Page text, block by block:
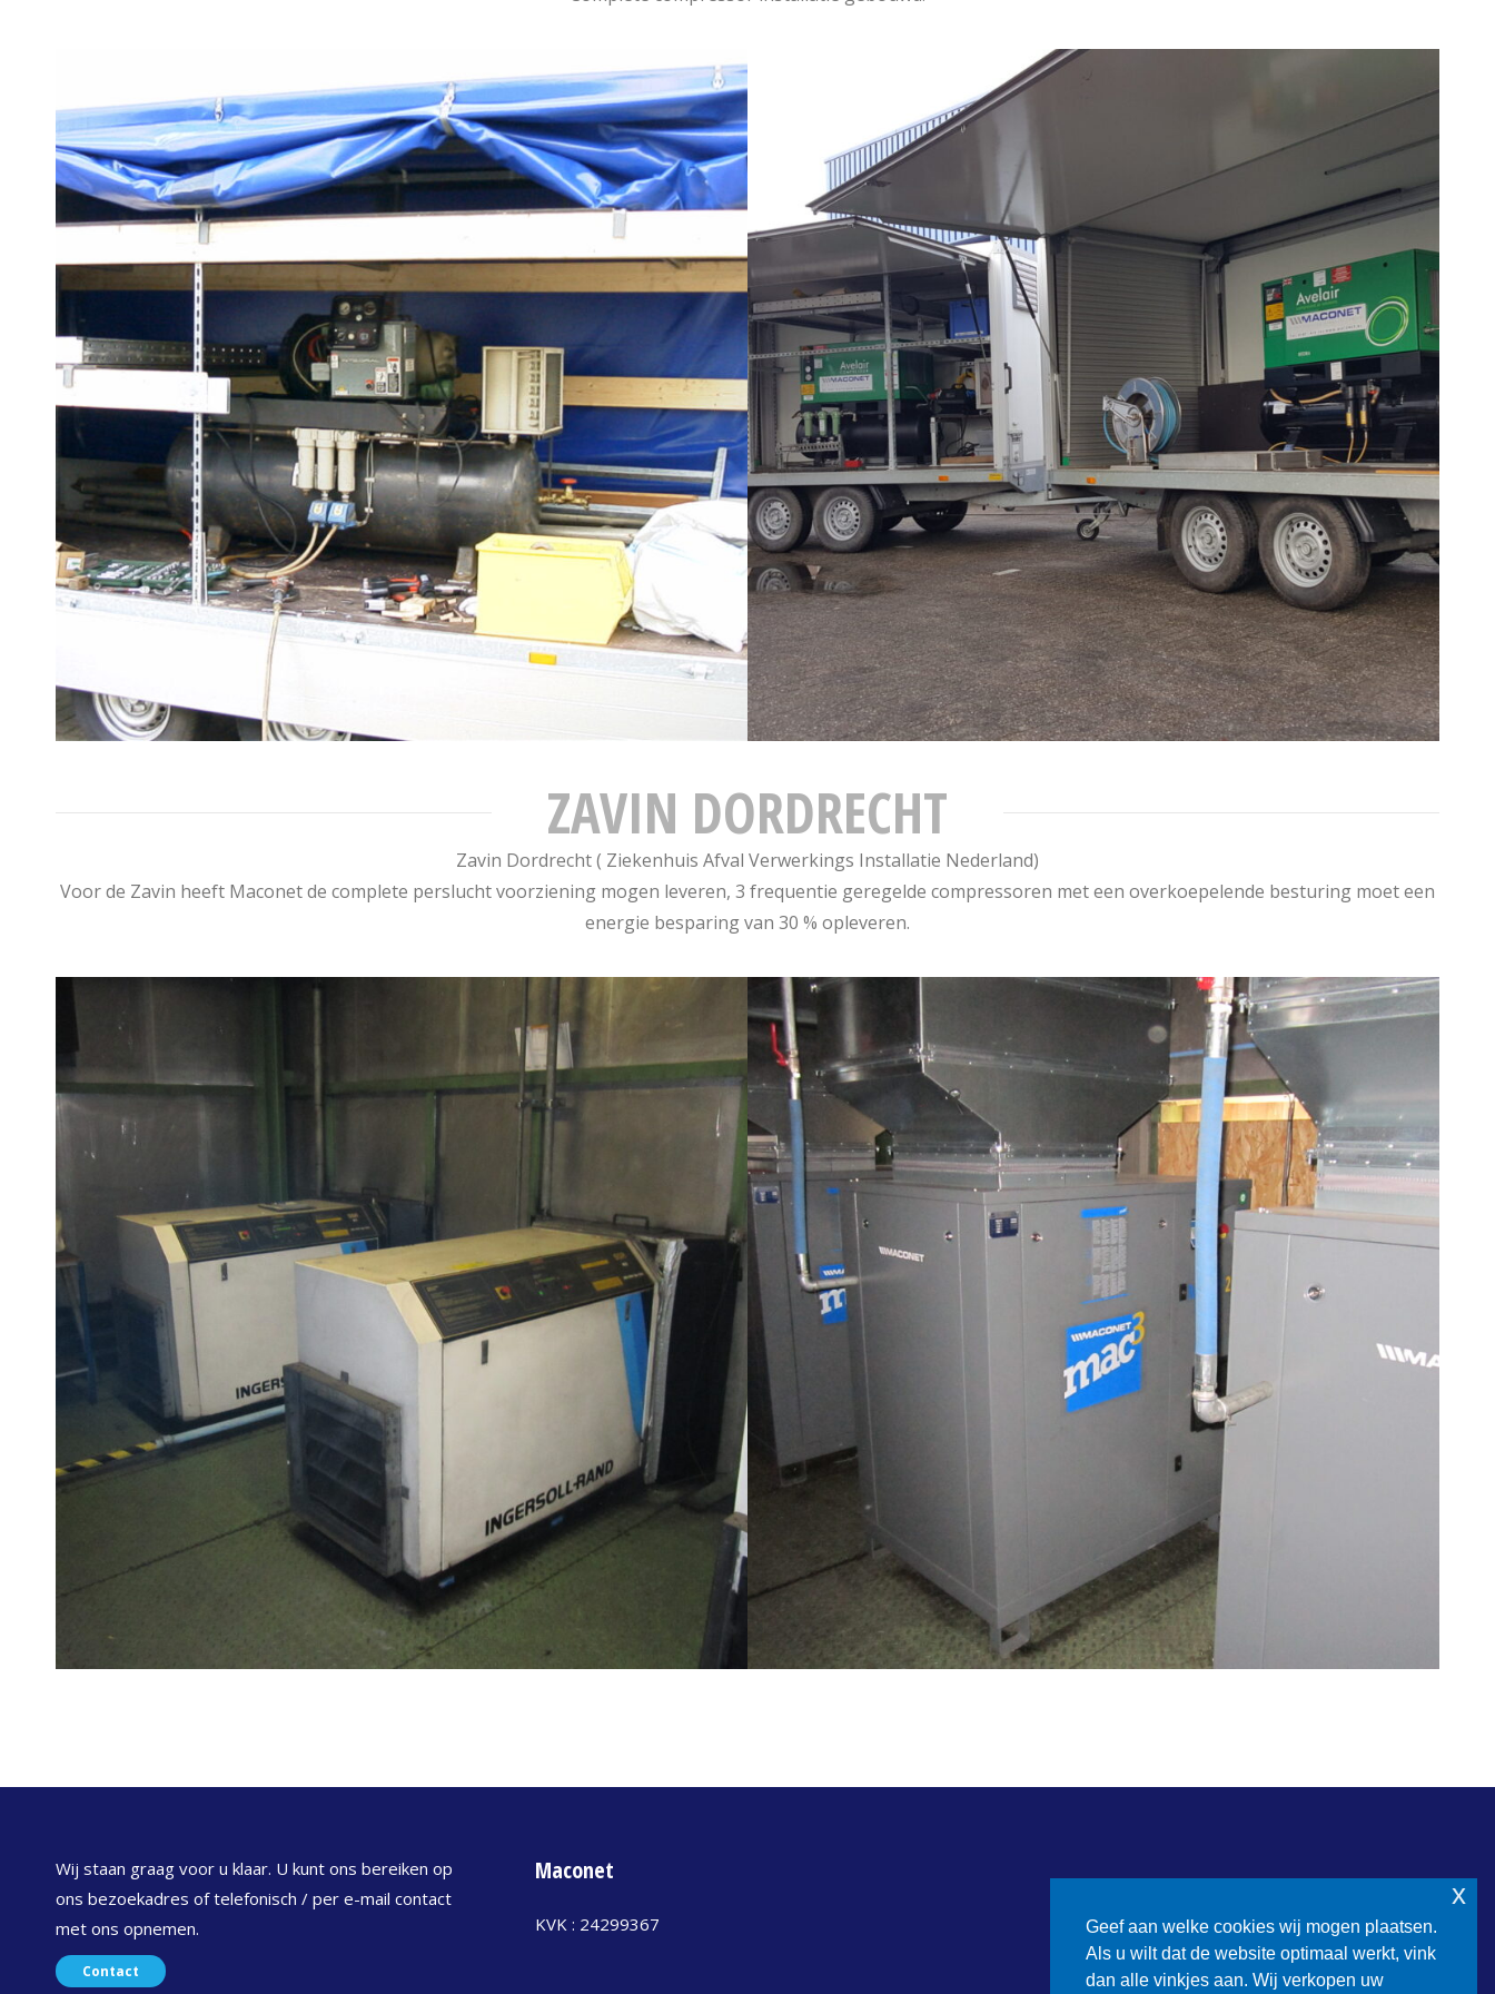
ZAVIN DORDRECHT
Zavin Dordrecht ( Ziekenhuis Afval Verwerkings Installatie Nederland)
Voor de Zavin heeft Maconet de complete perslucht voorziening mogen leveren, 3 frequentie geregelde compressoren met een overkoepelende besturing moet een
energie besparing van 30 % opleveren.
Wij staan graag voor u klaar. U kunt ons bereiken op
ons bezoekadres of telefonisch / per e-mail contact
met ons opnemen.
Contact
Maconet
KVK : 24299367
Geef aan welke cookies wij mogen plaatsen.
Als u wilt dat de website optimaal werkt, vink
dan alle vinkjes aan. Wij verkopen uw
x